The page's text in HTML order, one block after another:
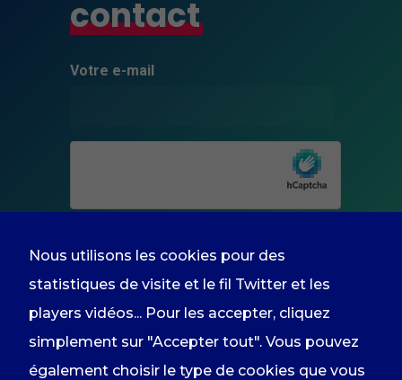
contact
Votre e-mail
En renseignant votre adresse email
vous acceptez de recevoir
l'information du groupe par courrier
Nous utilisons les cookies pour des
statistiques de visite et le fil Twitter et les
players vidéos... Pour les accepter, cliquez
simplement sur "Accepter tout". Vous pouvez
également choisir le type de cookies que vous
fonctionne au
mieux lors de
vous refusez
certaines
disparaîtront
comme le fil
Twitter ou les
players
YouTube ou